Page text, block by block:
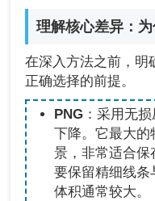
理解核心差异：
在深入方法之前，明
正确选择的前提。
PNG：采用无
下降。它最大的
景，非常适合保
要保留精细线条
体积通常较大。